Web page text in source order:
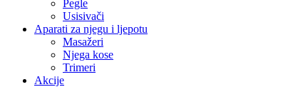
Pegle
Usisivači
Aparati za njegu i ljepotu
Masažeri
Njega kose
Trimeri
Akcije